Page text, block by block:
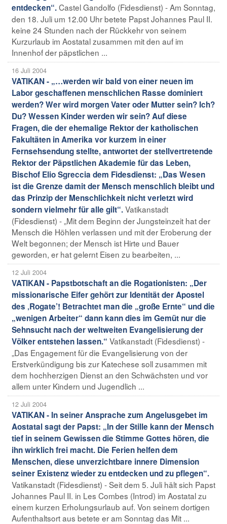
entdecken“.Castel Gandolfo (Fidesdienst) - Am Sonntag,
den 18. Juli um 12.00 Uhr betete Papst Johannes Paul II.
keine 24 Stunden nach der Rückkehr von seinem
Kurzurlaub im Aostatal zusammen mit den auf im
Innenhof der päpstlichen ...
16 Juli 2004
VATIKAN - „…werden wir bald von einer neuen im
Labor geschaffenen menschlichen Rasse dominiert
werden? Wer wird morgen Vater oder Mutter sein? Ich?
Du? Wessen Kinder werden wir sein? Auf diese
Fragen, die der ehemalige Rektor der katholischen
Fakultäten in Amerika vor kurzem in einer
Fernsehsendung stellte, antwortet der stellvertretende
Rektor der Päpstlichen Akademie für das Leben,
Bischof Elio Sgreccia dem Fidesdienst: „Das Wesen
ist die Grenze damit der Mensch menschlich bleibt und
das Prinzip der Menschlichkeit nicht verletzt wird
sondern vielmehr für alle gilt“.Vatikanstadt
(Fidesdienst) - „Mit dem Beginn der Jungsteinzeit hat der
Mensch die Höhlen verlassen und mit der Eroberung der
Welt begonnen; der Mensch ist Hirte und Bauer
geworden, er hat gelernt Eisen zu bearbeiten, ...
12 Juli 2004
VATIKAN - Papstbotschaft an die Rogationisten: „Der
missionarische Eifer gehört zur Identität der Apostel
des ‚Rogate’! Betrachtet man die „große Ernte“ und die
„wenigen Arbeiter“ dann kann dies im Gemüt nur die
Sehnsucht nach der weltweiten Evangelisierung der
Völker entstehen lassen.“ Vatikanstadt (Fidesdienst) -
„Das Engagement für die Evangelisierung von der
Erstverkündigung bis zur Katechese soll zusammen mit
dem hochherzigen Dienst an den Schwächsten und vor
allem unter Kindern und Jugendlich ...
12 Juli 2004
VATIKAN - In seiner Ansprache zum Angelusgebet im
Aostatal sagt der Papst: „In der Stille kann der Mensch
tief in seinem Gewissen die Stimme Gottes hören, die
ihn wirklich frei macht. Die Ferien helfen dem
Menschen, diese unverzichtbare innere Dimension
seiner Existenz wieder zu entdecken und zu pflegen“.
Vatikanstadt (Fidesdienst) - Seit dem 5. Juli hält sich Papst
Johannes Paul II. in Les Combes (Introd) im Aostatal zu
einem kurzen Erholungsurlaub auf. Von seinem dortigen
Aufenthaltsort aus betete er am Sonntag das Mit ...